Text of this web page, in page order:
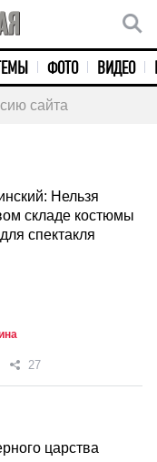
ТЕМЫ ФОТО ВИДЕО
сайта
Нельзя
складе костюмы
спектакля
27
царства